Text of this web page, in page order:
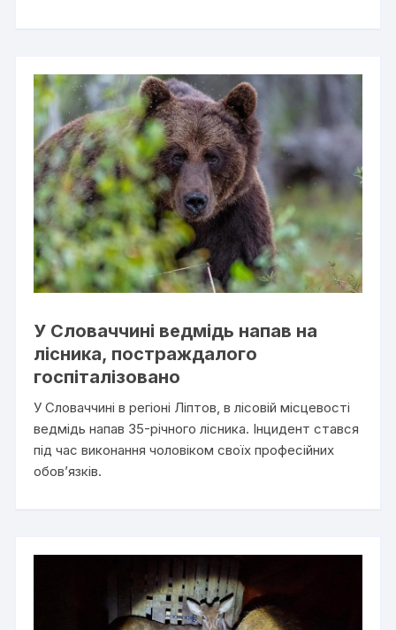
У Словаччині ведмідь напав на
лісника, постраждалого
госпіталізовано
У Словаччині в регіоні Ліптов, в лісовій місцевості
ведмідь напав 35-річного лісника. Інцидент стався
під час виконання чоловіком своїх професійних
обов’язків.